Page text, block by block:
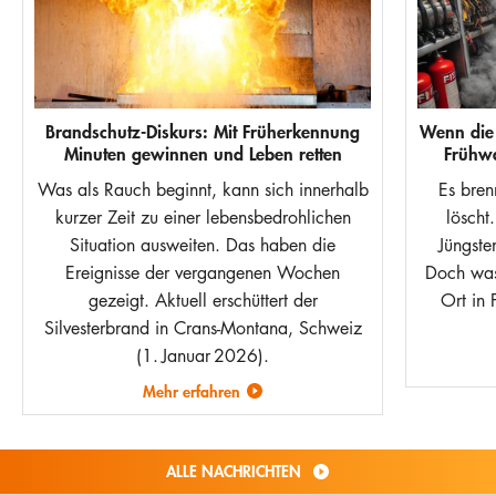
Brandschutz-Diskurs: Mit Früherkennung
Minuten gewinnen und Leben retten
Was als Rauch beginnt, kann sich innerhalb
kurzer Zeit zu einer lebensbedrohlichen
Situation ausweiten. Das haben die
Ereignisse der vergangenen Wochen
gezeigt. Aktuell erschüttert der
Silvesterbrand in Crans-Montana, Schweiz
(1. Januar 2026).
Mehr erfahren
Wenn
Es
Doch
Ort in
ALLE NACHRICHTEN